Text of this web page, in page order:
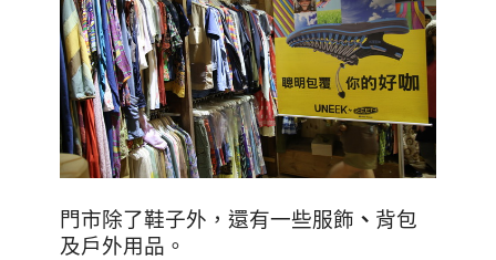
門市除了鞋子外，還有一些服飾 、 背包
及戶外用品。